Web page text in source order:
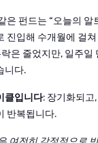
은 펀드는 “오늘의 알
진입해 수개월에 걸
은 줄었지만, 일주일
니다.
클입니다: 장기화되고
반복됩니다.